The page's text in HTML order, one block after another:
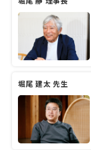
堀尾 建太 先生